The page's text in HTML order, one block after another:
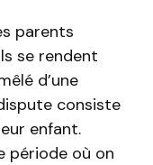
parents
se rendent
d’une
consiste
enfant.
période où on